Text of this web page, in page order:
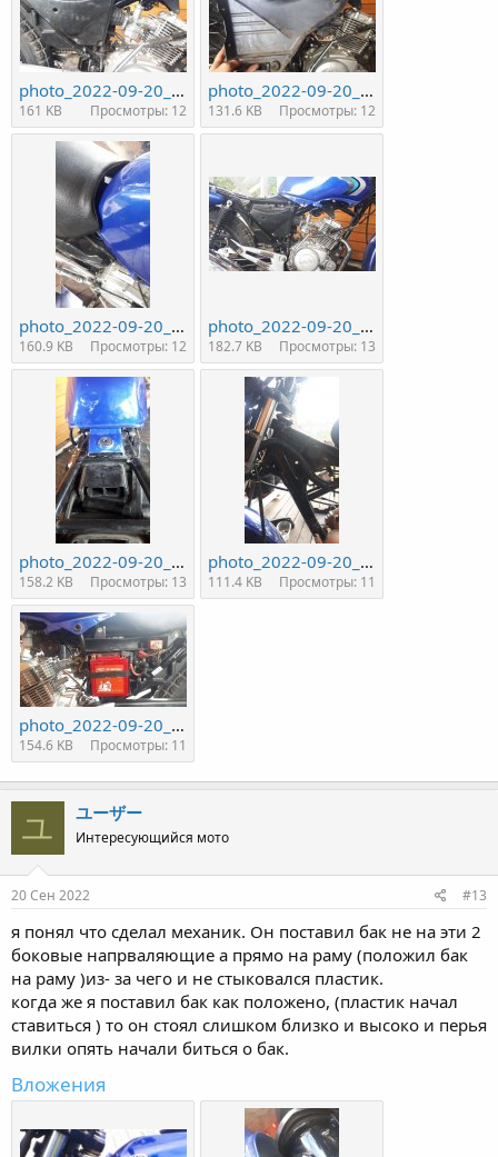
photo_2022-09-20_15-44-44.jpg
161 KB Просмотры: 12
photo_2022-09-20_15-44-45.jpg
131.6 KB Просмотры: 12
photo_2022-09-20_15-44-46.jpg
160.9 KB Просмотры: 12
photo_2022-09-20_15-44-47.jpg
182.7 KB Просмотры: 13
photo_2022-09-20_15-44-48.jpg
158.2 KB Просмотры: 13
photo_2022-09-20_15-44-50.jpg
111.4 KB Просмотры: 11
photo_2022-09-20_15-44-49.jpg
154.6 KB Просмотры: 11
ユ ユーザー
Интересующийся мото
20 Сен 2022 #13
я понял что сделал механик. Он поставил бак не на эти 2
боковые напрваляющие а прямо на раму (положил бак
на раму )из- за чего и не стыковался пластик.
когда же я поставил бак как положено, (пластик начал
ставиться ) то он стоял слишком близко и высоко и перья
вилки опять начали биться о бак.
Вложения